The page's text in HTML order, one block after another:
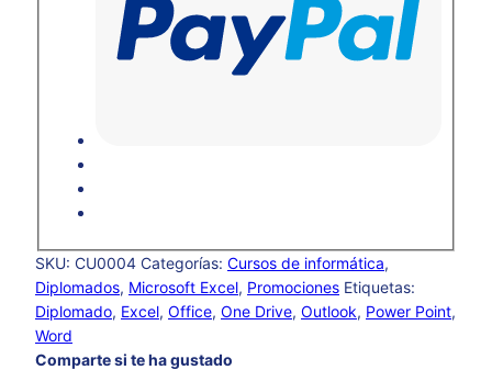
SKU: CU0004 Categorías: Cursos de informática,
Diplomados, Microsoft Excel, Promociones Etiquetas:
Diplomado, Excel, Office, One Drive, Outlook, Power Point,
Word
Comparte si te ha gustado